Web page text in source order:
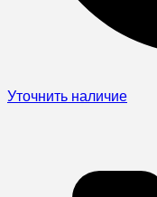
Уточнить наличие